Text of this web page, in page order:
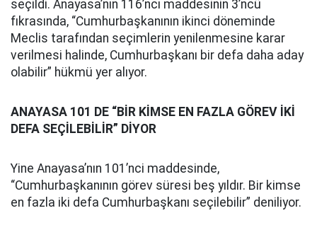
seçildi. Anayasa’nın 116’ncı maddesinin 3’ncü
fıkrasında, “Cumhurbaşkanının ikinci döneminde
Meclis tarafından seçimlerin yenilenmesine karar
verilmesi halinde, Cumhurbaşkanı bir defa daha aday
olabilir” hükmü yer alıyor.
ANAYASA 101 DE “BİR KİMSE EN FAZLA GÖREV İKİ
DEFA SEÇİLEBİLİR” DİYOR
Yine Anayasa’nın 101’nci maddesinde,
“Cumhurbaşkanının görev süresi beş yıldır. Bir kimse
en fazla iki defa Cumhurbaşkanı seçilebilir” deniliyor.